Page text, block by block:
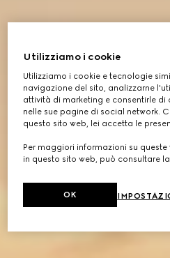
Utilizziamo i cookie
Utilizziamo i cookie e tecnologie
navigazione del sito, analizzarne
attività di marketing e consentirle di
nelle sue pagine di social network.
questo sito web, lei accetta le
Per maggiori informazioni su
in questo sito web, può consultare
OK